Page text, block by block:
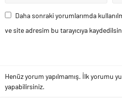
Daha sonraki yorumlarımda
ve site adresim bu tarayıcıya
Henüz yorum yapılmamış. İlk yorumu
yapabilirsiniz.